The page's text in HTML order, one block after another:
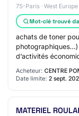
75-Paris · West Europe
Mot-clé trouvé
achats de toner
d’activités
Acheteur: CENTRE
Date limite: 2 sept.
MATERIEL